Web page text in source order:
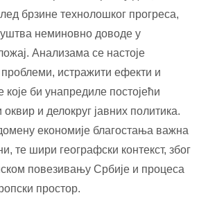
брзине технолошког прогреса,
неминовно доводе у
Анализама се настоје
истражити ефекти и
би унапредиле постојећи
и делокруг јавних политика.
економије благостања важна
те шири географски контекст, због
повезивању Србије и процеса
простор.